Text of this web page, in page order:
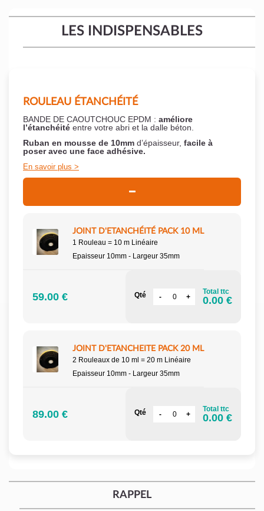
LES INDISPENSABLES
ROULEAU ÉTANCHÉITÉ
BANDE DE CAOUTCHOUC EPDM : améliore
l’étanchéité entre votre abri et la dalle béton.
Ruban en mousse de 10mm d’épaisseur, facile à
poser avec une face adhésive.
En savoir plus
JOINT D'ETANCHÉITÉ PACK 10 ML
1 Rouleau = 10 m Linéaire
Epaisseur 10mm - Largeur 35mm
59.00 € Qté Total ttc
0.00 €
JOINT D'ETANCHEITE PACK 20 ML
2 Rouleaux de 10 ml = 20 m Linéaire
Epaisseur 10mm - Largeur 35mm
89.00 € Qté Total ttc
0.00 €
RAPPEL